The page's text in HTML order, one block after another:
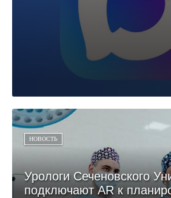
НОВОСТЬ
Урологи Сеченовского
подключают AR к